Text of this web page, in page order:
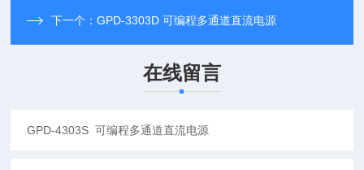
下一个：GPD-3303D 可编程多通道直流电源
在线留言